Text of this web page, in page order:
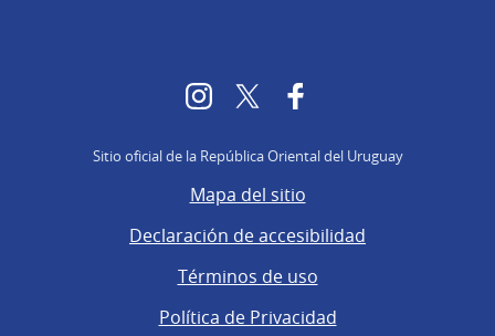
Instagram
Twitter
Sitio oficial de la República Oriental del Uruguay
Mapa del sitio
Declaración de accesibilidad
Términos de uso
Política de Privacidad